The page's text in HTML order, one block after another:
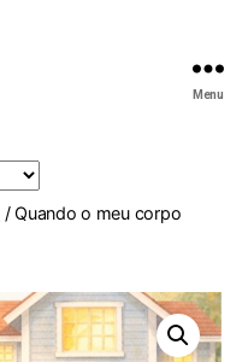
Menu
/ Quando o meu corpo